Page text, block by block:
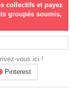
collectifs et payez
groupés soumis,
vous ici !
Pinterest